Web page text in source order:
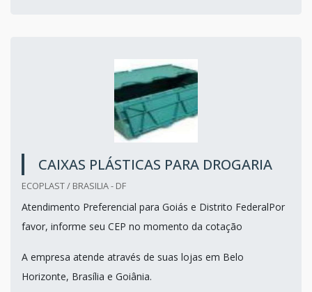
CAIXAS PLÁSTICAS PARA DROGARIA
ECOPLAST / BRASILIA - DF
Atendimento Preferencial para Goiás e Distrito FederalPor
favor, informe seu CEP no momento da cotação
A empresa atende através de suas lojas em Belo
Horizonte, Brasília e Goiânia.